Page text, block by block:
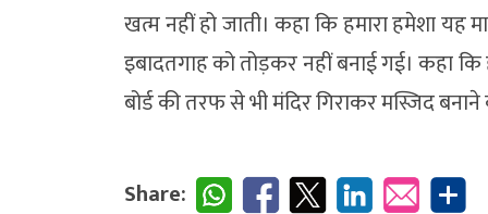
खत्म नहीं हो जाती। कहा कि हमारा हमेशा यह
इबादतगाह को तोड़कर नहीं बनाई गई। कहा कि
बोर्ड की तरफ से भी मंदिर गिराकर मस्जिद
Share: